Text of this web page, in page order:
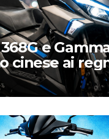
e
cinese ai
Yamaha